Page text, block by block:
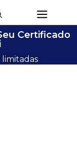
Certificado
limitadas